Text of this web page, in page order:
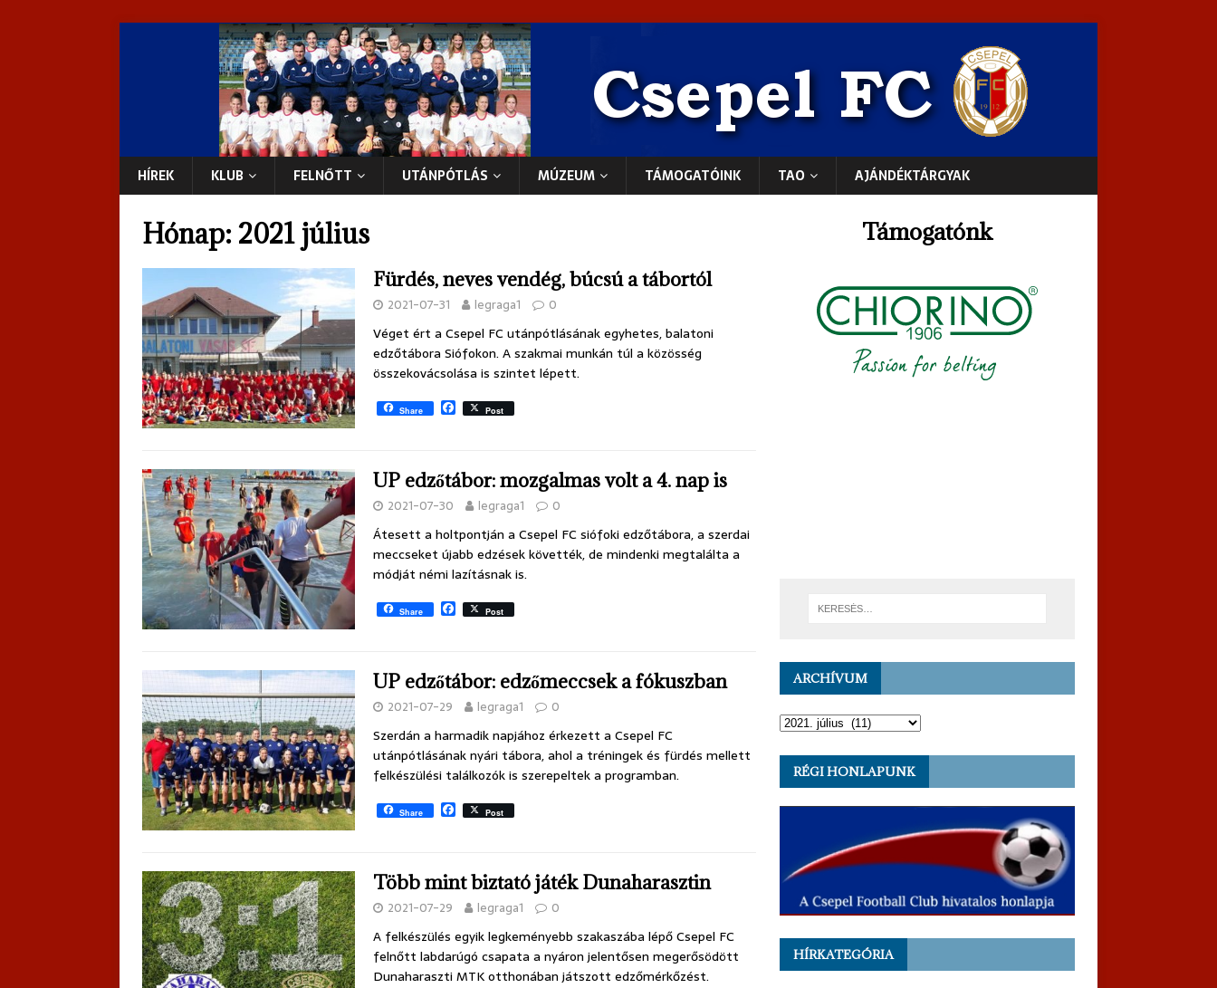
HÍREK KLUB FELNŐTT UTÁNPÓTLÁS MÚZEUM TÁMOGATÓINK TAO AJÁNDÉKTÁRGYAK
Hónap:2021 július
Fürdés, neves vendég, búcsú a tábortól
2021-07-31 legraga1 0
Véget ért a Csepel FC utánpótlásának egyhetes, balatoni
edzőtábora Siófokon. A szakmai munkán túl a közösség
összekovácsolása is szintet lépett.
Share a
b
o
o
Post
UP edzőtábor: mozgalmas volt a 4. nap is
2021-07-30 legraga1 0
Átesett a holtpontján a Csepel FC siófoki edzőtábora, a szerdai
meccseket újabb edzések követték, de mindenki megtalálta a
módját némi lazításnak is.
Share a
b
o
o
Post
UP edzőtábor: edzőmeccsek a fókuszban
2021-07-29 legraga1 0
Szerdán a harmadik napjához érkezett a Csepel FC
utánpótlásának nyári tábora, ahol a tréningek és fürdés mellett
felkészülési találkozók is szerepeltek a programban.
Share a
o
o
Post
Több mint biztató játék Dunaharasztin
2021-07-29 legraga1 0
A felkészülés egyik legkeményebb szakaszába lépő Csepel FC
felnőtt labdarúgó csapata a nyáron jelentősen megerősödött
Dunaharaszti MTK otthonában játszott edzőmérkőzést.
Támogatónk
ARCHÍVUM
RÉGI HONLAPUNK
HÍRKATEGÓRIA